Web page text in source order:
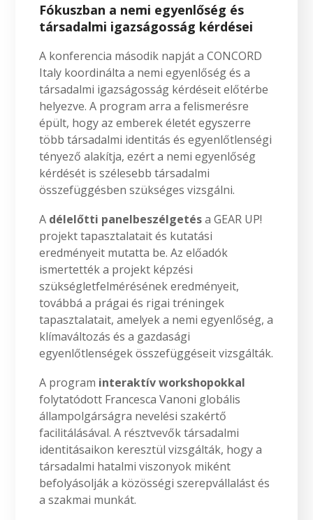
Fókuszban a nemi egyenlőség és
társadalmi igazságosság kérdései
A konferencia második napját a CONCORD
Italy koordinálta a nemi egyenlőség és a
társadalmi igazságosság kérdéseit előtérbe
helyezve. A program arra a felismerésre
épült, hogy az emberek életét egyszerre
több társadalmi identitás és egyenlőtlenségi
tényező alakítja, ezért a nemi egyenlőség
kérdését is szélesebb társadalmi
összefüggésben szükséges vizsgálni.
A délelőtti panelbeszélgetésa GEAR UP!
projekt tapasztalatait és kutatási
eredményeit mutatta be. Az előadók
ismertették a projekt képzési
szükségletfelmérésének eredményeit,
továbbá a prágai és rigai tréningek
tapasztalatait, amelyek a nemi egyenlőség, a
klímaváltozás és a gazdasági
egyenlőtlenségek összefüggéseit vizsgálták.
A program interaktív workshopokkal
folytatódott Francesca Vanoni globális
állampolgárságra nevelési szakértő
facilitálásával. A résztvevők társadalmi
identitásaikon keresztül vizsgálták, hogy a
társadalmi hatalmi viszonyok miként
befolyásolják a közösségi szerepvállalást és
a szakmai munkát.